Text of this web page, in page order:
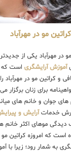
مو در مهرآباد
مو در مهرآباد یکی از
آموزش آرایشگری است
و کراتین مو در
برای زنان
های جوان و خانم های
خدماتآرایش و
موهای اکثر خانم
که امروزه کراتین مو
به شمار رود؛ زیرا با